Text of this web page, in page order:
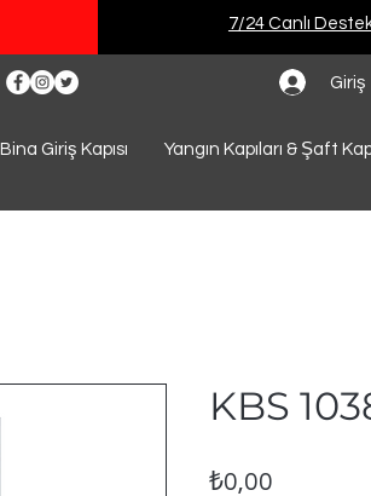
7/24 Canlı
Giriş
Bina Giriş Kapısı Yangın Kapıları & Şaft
KBS
₺0,00